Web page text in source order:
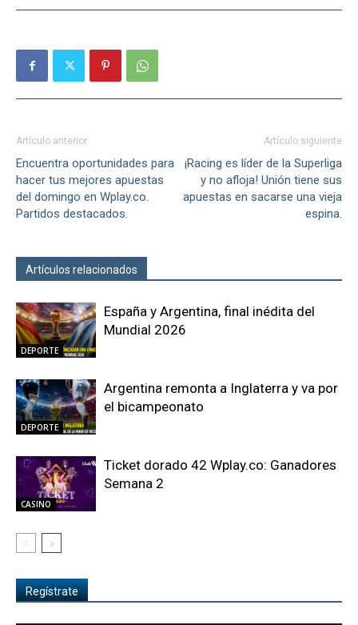
Artículo anterior
Encuentra oportunidades para
hacer tus mejores apuestas
del domingo en Wplay.co.
Partidos destacados.
Artículo siguiente
¡Racing es líder de la Superliga
y no afloja! Unión tiene sus
apuestas en sacarse una vieja
espina.
Artículos relacionados
DEPORTE
España y Argentina, final inédita del
Mundial 2026
DEPORTE
Argentina remonta a Inglaterra y va por
el bicampeonato
CASINO
Ticket dorado 42 Wplay.co: Ganadores
Semana 2
Regístrate